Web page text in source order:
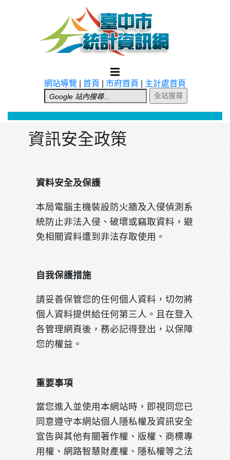
網站導覽 首頁 市府首頁 主計處首頁
全站搜尋
資訊安全政策
資料安全及保護
本局電腦主機裝設防火牆及入侵偵測系
統防止非法入侵、破壞或竊取資料，避
免相關資料遭到非法存取使用。
自我保護措施
請妥善保管您的任何個人資料，切勿將
個人資料提供給任何第三人。且在登入
各管理網頁後，務必記得登出，以保障
您的權益。
重要事項
當您進入並使用本網站時，即視同您已
同意遵守本網站個人隱私權及資訊安全
宣告與其他有關著作權、版權、商標專
用權、網路智慧財產權、隱私權等之法